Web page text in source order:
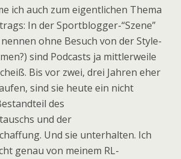
ich auch zum eigentlichen Thema
In der Sportblogger-“Szene”
ohne Besuch von der Style-
sind Podcasts ja mittlerweile
Bis vor zwei, drei Jahren eher
sind sie heute ein nicht
des
und der
Und sie unterhalten. Ich
genau von meinem RL-